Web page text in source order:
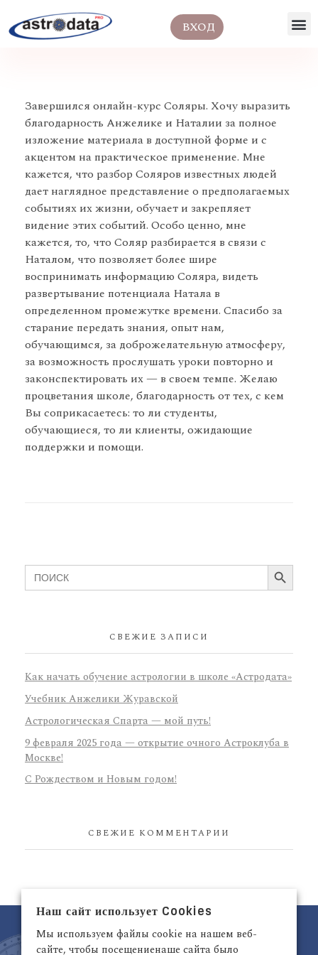
ВХОД
Завершился онлайн-курс Соляры. Хочу выразить
благодарность Анжелике и Наталии за полное
изложение материала в доступной форме и с
акцентом на практическое применение. Мне
кажется, что разбор Соляров известных людей
дает наглядное представление о предполагаемых
событиях их жизни, обучает и закрепляет
видение этих событий. Особо ценно, мне
кажется, то, что Соляр разбирается в связи с
Наталом, что позволяет более шире
воспринимать информацию Соляра, видеть
развертывание потенциала Натала в
определенном промежутке времени. Спасибо за
старание передать знания, опыт нам,
обучающимся, за доброжелательную атмосферу,
за возможность прослушать уроки повторно и
законспектировать их — в своем темпе. Желаю
процветания школе, благодарность от тех, с кем
Вы соприкасаетесь: то ли студенты,
обучающиеся, то ли клиенты, ожидающие
поддержки и помощи.
Search
for:
Search Button
СВЕЖИЕ ЗАПИСИ
Как начать обучение астрологии в школе «Астродата»
Учебник Анжелики Журавской
Астрологическая Спарта — мой путь!
9 февраля 2025 года — открытие очного Астроклуба в
Москве!
С Рождеством и Новым годом!
СВЕЖИЕ КОММЕНТАРИИ
Наш сайт использует Cookies
Мы используем файлы cookie на нашем веб-
сайте, чтобы посещениенаше сайта было